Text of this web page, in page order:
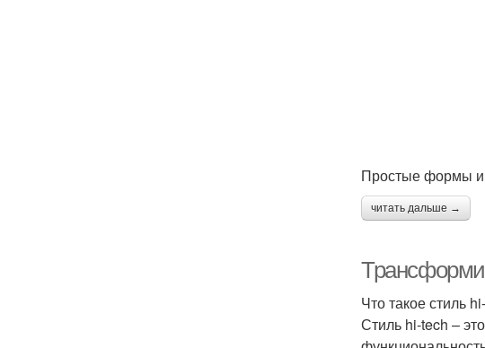
Простые формы и
читать дальше →
Что такое стиль
Стиль hi-tech –